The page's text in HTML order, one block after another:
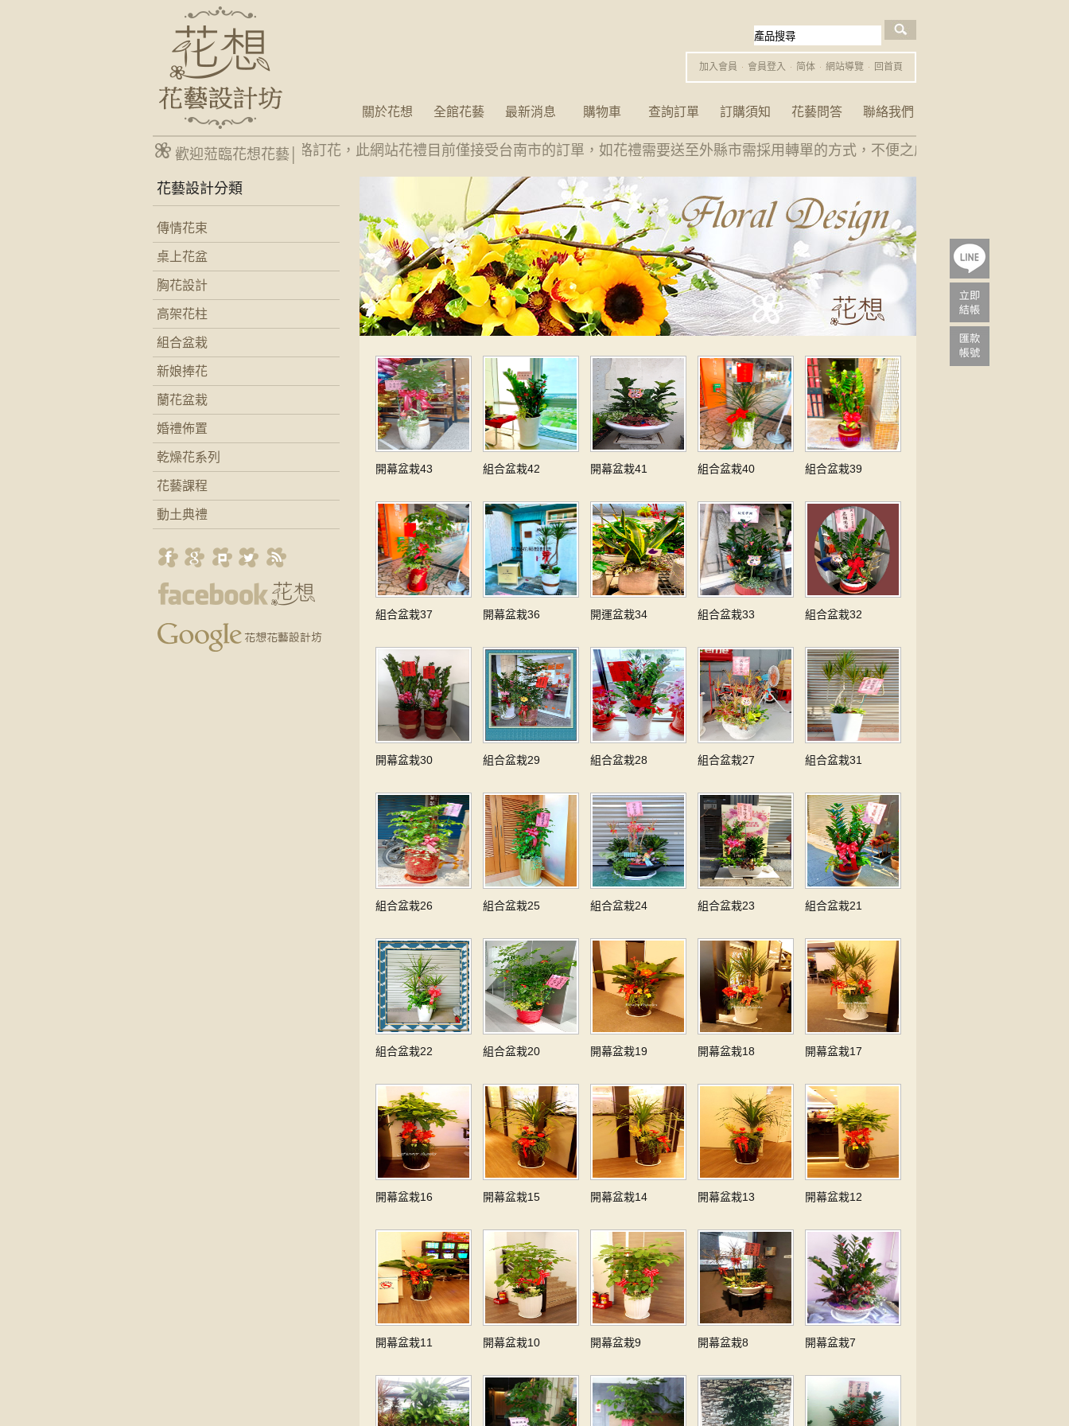
加入會員 會員登入 简体 網站導覽 回首頁
關於花想 全館花藝 最新消息 購物車 查詢訂單 訂購須知 花藝問答 聯絡我們
歡迎蒞臨花想花藝│
台南網路花店24H網路訂花，此網站花禮目前僅接受台南市的訂單，如花禮需要送至外縣市需採用轉單的方式，不便之處敬請見諒。 花禮的花
花藝設計分類
傳情花束
桌上花盆
胸花設計
高架花柱
組合盆栽
新娘捧花
蘭花盆栽
婚禮佈置
乾燥花系列
花藝課程
動土典禮
開幕盆栽43 組合盆栽42 開幕盆栽41 組合盆栽40 組合盆栽39
組合盆栽37 開幕盆栽36 開運盆栽34 組合盆栽33 組合盆栽32
開幕盆栽30 組合盆栽29 組合盆栽28 組合盆栽27 組合盆栽31
組合盆栽26 組合盆栽25 組合盆栽24 組合盆栽23 組合盆栽21
組合盆栽22 組合盆栽20 開幕盆栽19 開幕盆栽18 開幕盆栽17
開幕盆栽16 開幕盆栽15 開幕盆栽14 開幕盆栽13 開幕盆栽12
開幕盆栽11 開幕盆栽10 開幕盆栽9 開幕盆栽8 開幕盆栽7